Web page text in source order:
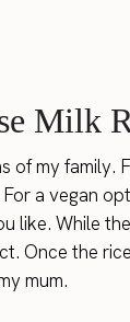
Milk
of my family.
a vegan
like. While
Once the
mum.